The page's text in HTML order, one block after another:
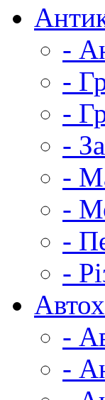
-
-
-
-
-
-
-
-
-
-